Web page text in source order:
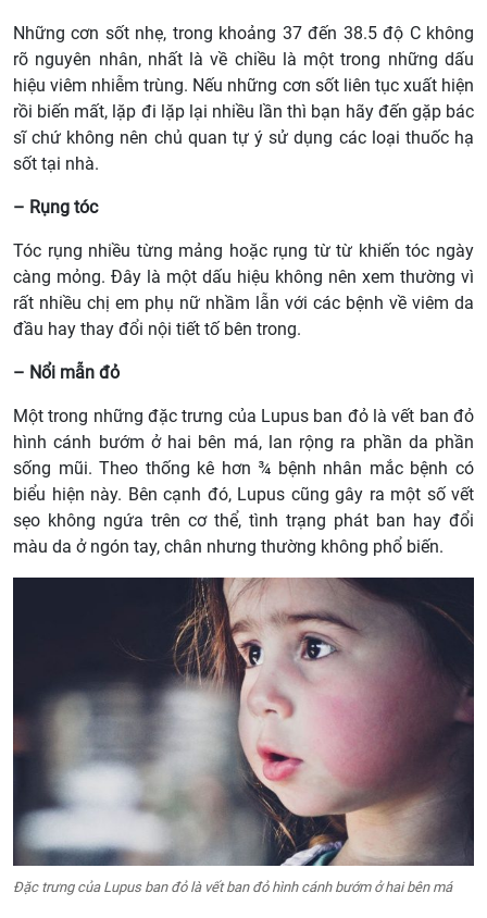
Những cơn sốt nhẹ, trong khoảng 37 đến 38.5 độ C không
rõ nguyên nhân, nhất là về chiều là một trong những dấu
hiệu viêm nhiễm trùng. Nếu những cơn sốt liên tục xuất hiện
rồi biến mất, lặp đi lặp lại nhiều lần thì bạn hãy đến gặp bác
sĩ chứ không nên chủ quan tự ý sử dụng các loại thuốc hạ
sốt tại nhà.
– Rụng tóc
Tóc rụng nhiều từng mảng hoặc rụng từ từ khiến tóc ngày
càng mỏng. Đây là một dấu hiệu không nên xem thường vì
rất nhiều chị em phụ nữ nhầm lẫn với các bệnh về viêm da
đầu hay thay đổi nội tiết tố bên trong.
– Nổi mẫn đỏ
Một trong những đặc trưng của Lupus ban đỏ là vết ban đỏ
hình cánh bướm ở hai bên má, lan rộng ra phần da phần
sống mũi. Theo thống kê hơn ¾ bệnh nhân mắc bệnh có
biểu hiện này. Bên cạnh đó, Lupus cũng gây ra một số vết
sẹo không ngứa trên cơ thể, tình trạng phát ban hay đổi
màu da ở ngón tay, chân nhưng thường không phổ biến.
Đặc trưng của Lupus ban đỏ là vết ban đỏ hình cánh bướm ở hai bên má